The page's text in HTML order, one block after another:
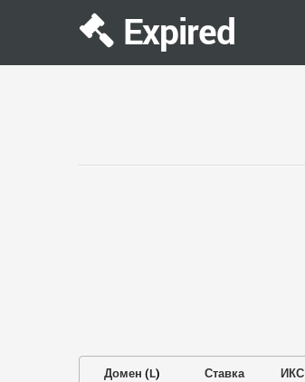
Expired
Домен (L) Ставка ИКС